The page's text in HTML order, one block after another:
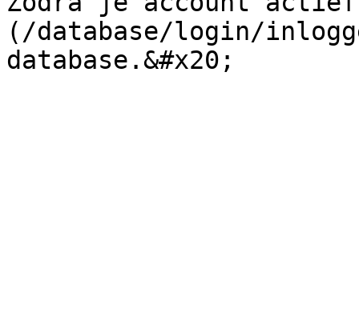
(/database/login/